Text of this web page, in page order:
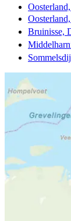
Bruinisse,